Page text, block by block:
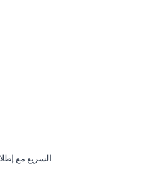
تتم الرحلة عبر طريق D400 السريع مع إطلالة على ساحل البحر المتوسط، مما يوفر نقلًا مريحًا وممتعًا.